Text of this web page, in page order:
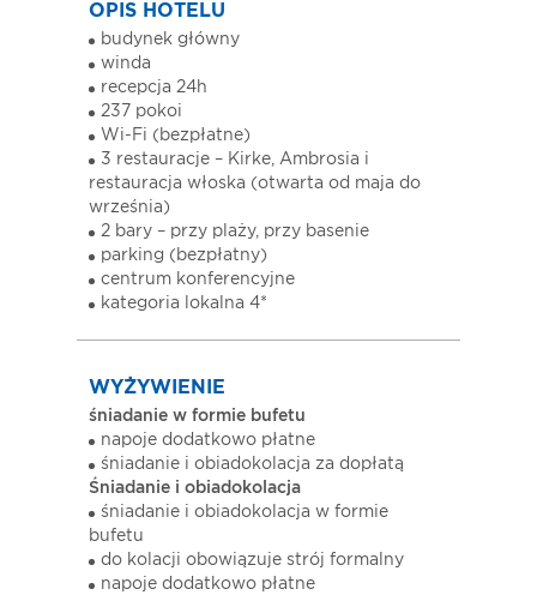
OPIS HOTELU
budynek główny
winda
recepcja 24h
237 pokoi
Wi-Fi (bezpłatne)
3 restauracje – Kirke, Ambrosia i
restauracja włoska (otwarta od maja do
września)
2 bary – przy plaży, przy basenie
parking (bezpłatny)
centrum konferencyjne
kategoria lokalna 4*
WYŻYWIENIE
śniadanie w formie bufetu
napoje dodatkowo płatne
śniadanie i obiadokolacja za dopłatą
Śniadanie i obiadokolacja
śniadanie i obiadokolacja w formie
bufetu
do kolacji obowiązuje strój formalny
napoje dodatkowo płatne